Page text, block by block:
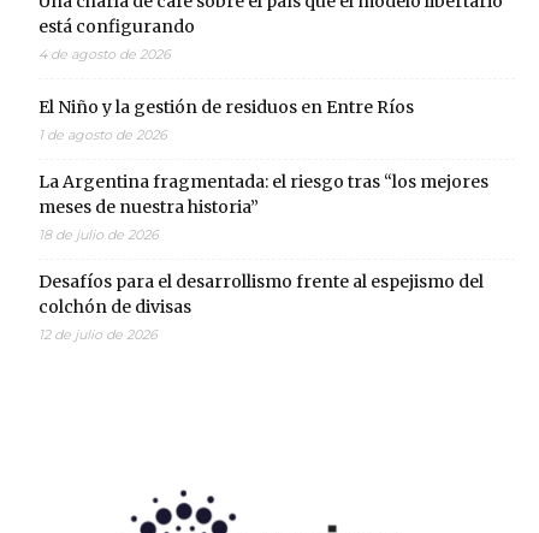
está configurando
4 de agosto de 2026
El Niño y la gestión de residuos en Entre Ríos
1 de agosto de 2026
La Argentina fragmentada: el riesgo tras “los mejores
meses de nuestra historia”
18 de julio de 2026
Desafíos para el desarrollismo frente al espejismo del
colchón de divisas
12 de julio de 2026